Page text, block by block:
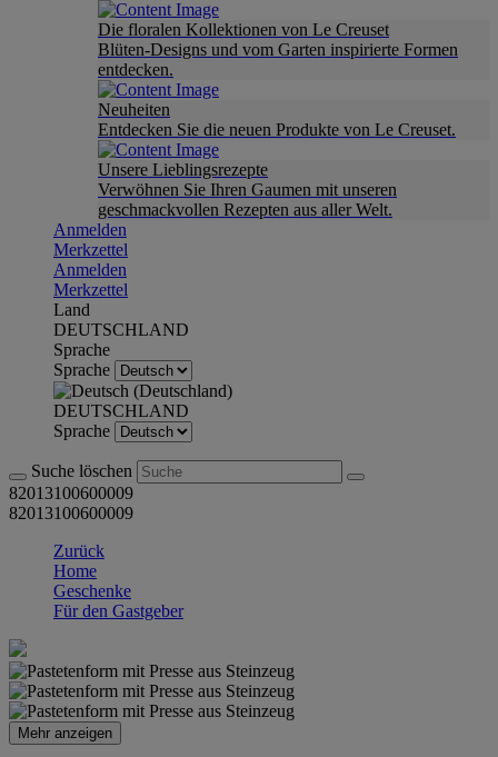
Die floralen Kollektionen von Le Creuset
Blüten-Designs und vom Garten inspirierte Formen
entdecken.
Neuheiten
Entdecken Sie die neuen Produkte von Le Creuset.
Unsere Lieblingsrezepte
Verwöhnen Sie Ihren Gaumen mit unseren
geschmackvollen Rezepten aus aller Welt.
Anmelden
Merkzettel
Anmelden
Merkzettel
Land
DEUTSCHLAND
Sprache
Sprache
DEUTSCHLAND
Sprache
Suche löschen
82013100600009
82013100600009
Zurück
Home
Geschenke
Für den Gastgeber
Mehr anzeigen